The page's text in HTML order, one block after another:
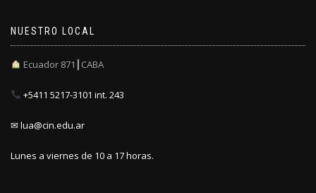
NUESTRO LOCAL
Ecuador 871┃CABA
+5411 5217-3101 int. 243
✉ lua@cin.edu.ar
Lunes a viernes de 10 a 17 horas.